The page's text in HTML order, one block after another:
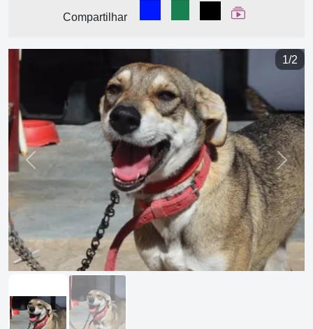
Compartilhar
Compartilhar no Facebook
Compartilhar no
Compartilhar
Ver Web Story
1/2
Previous Next